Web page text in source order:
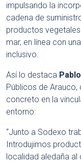
impulsando la
cadena de
productos
mar, en línea con
inclusivo.
Así lo destaca
Públicos de
concreto en la
entorno:
“Junto a Sodexo
Introdujimos
localidad aledaña